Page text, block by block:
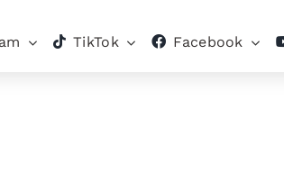
TikTok Facebook